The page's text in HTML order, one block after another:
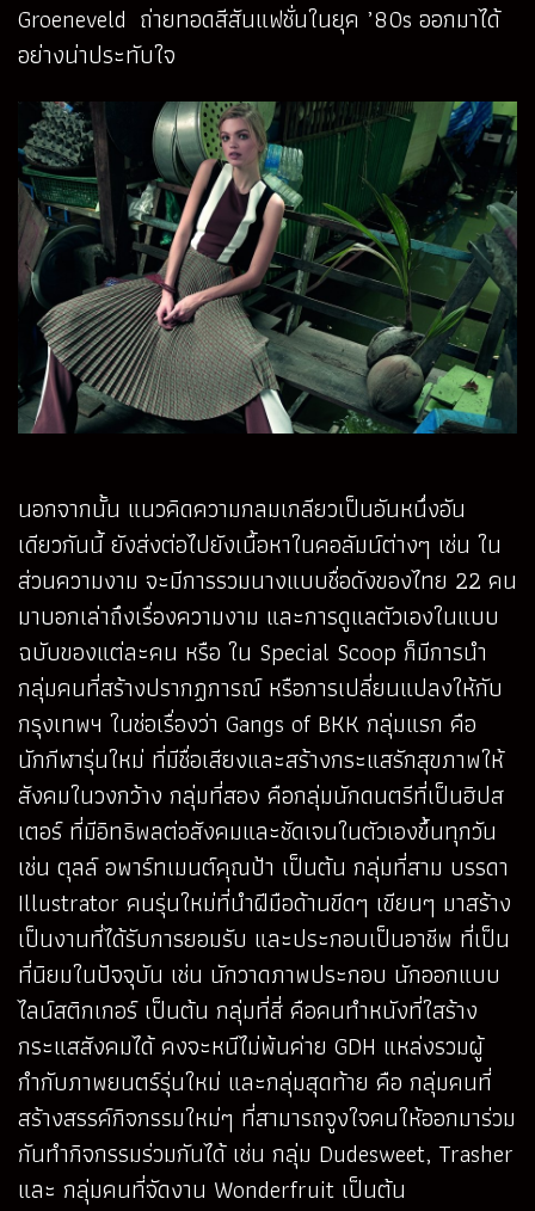
Groeneveld ถ่ายทอดสีสันแฟชั่นในยุค ’80s ออกมาได้
อย่างน่าประทับใจ
นอกจากนั้น แนวคิดความกลมเกลียวเป็นอันหนึ่งอัน
เดียวกันนี้ ยังส่งต่อไปยังเนื้อหาในคอลัมน์ต่างๆ เช่น ใน
ส่วนความงาม จะมีการรวมนางแบบชื่อดังของไทย 22 คน
มาบอกเล่าถึงเรื่องความงาม และการดูแลตัวเองในแบบ
ฉบับของแต่ละคน หรือ ใน Special Scoop ก็มีการนำ
กลุ่มคนที่สร้างปรากฏการณ์ หรือการเปลี่ยนแปลงให้กับ
กรุงเทพฯ ในช่อเรื่องว่า Gangs of BKK กลุ่มแรก คือ
นักกีฬารุ่นใหม่ ที่มีชื่อเสียงและสร้างกระแสรักสุขภาพให้
สังคมในวงกว้าง กลุ่มที่สอง คือกลุ่มนักดนตรีที่เป็นฮิปส
เตอร์ ที่มีอิทธิพลต่อสังคมและชัดเจนในตัวเองขึ้นทุกวัน
เช่น ตุลล์ อพาร์ทเมนต์คุณป้า เป็นต้น กลุ่มที่สาม บรรดา
Illustrator คนรุ่นใหม่ที่นำฝีมือด้านขีดๆ เขียนๆ มาสร้าง
เป็นงานที่ได้รับการยอมรับ และประกอบเป็นอาชีพ ที่เป็น
ที่นิยมในปัจจุบัน เช่น นักวาดภาพประกอบ นักออกแบบ
ไลน์สติกเกอร์ เป็นต้น กลุ่มที่สี่ คือคนทำหนังที่ใสร้าง
กระแสสังคมได้ คงจะหนีไม่พ้นค่าย GDH แหล่งรวมผู้
กำกับภาพยนตร์รุ่นใหม่ และกลุ่มสุดท้าย คือ กลุ่มคนที่
สร้างสรรค์กิจกรรมใหม่ๆ ที่สามารถจูงใจคนให้ออกมาร่วม
กันทำกิจกรรมร่วมกันได้ เช่น กลุ่ม Dudesweet, Trasher
และ กลุ่มคนที่จัดงาน Wonderfruit เป็นต้น